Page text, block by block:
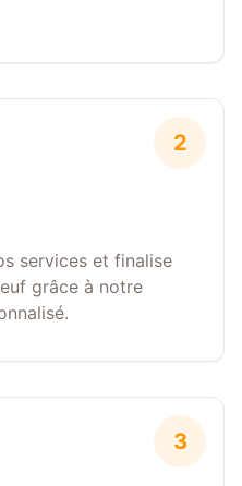
2
services et finalise
grâce à notre
3